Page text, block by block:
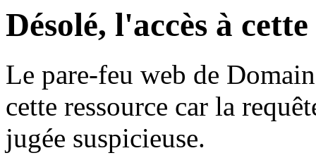
Désolé, l'accès à
Le pare-feu web de
cette ressource car la
jugée suspicieuse.